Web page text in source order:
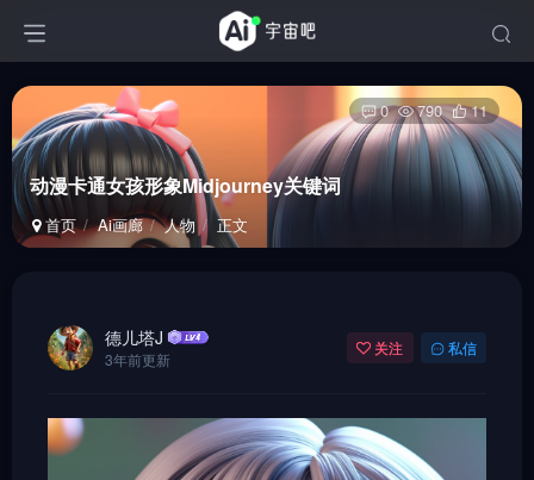
动漫卡通女孩形象Midjourney关键词
首页 Ai画廊 人物 正文
0 790 11
德儿塔J
3年前更新
关注 私信